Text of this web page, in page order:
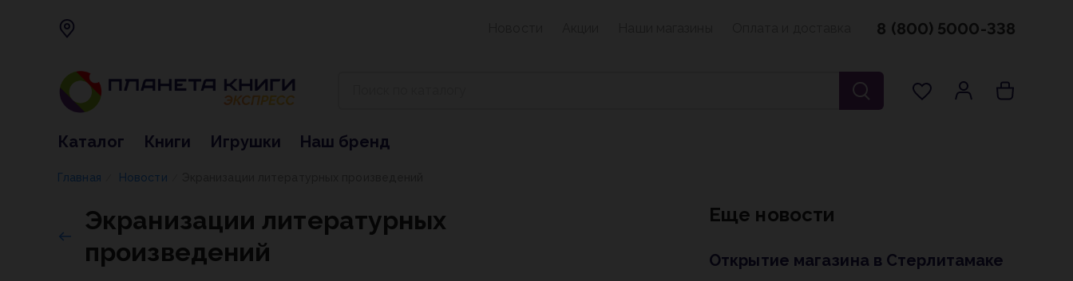
8 (800) 5000-338
Каталог Книги Игрушки Наш бренд
Главная Новости
Экранизации литературных
произведений
Еще новости
Открытие магазина в Стерлитамаке